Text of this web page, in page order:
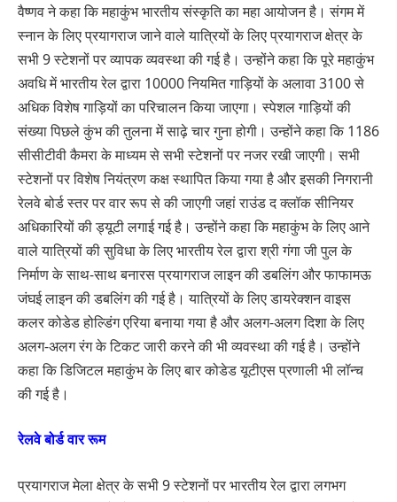
वैष्णव ने कहा कि महाकुंभ भारतीय संस्कृति का महा आयोजन है। संगम में
स्नान के लिए प्रयागराज जाने वाले यात्रियों के लिए प्रयागराज क्षेत्र के
सभी 9 स्टेशनों पर व्यापक व्यवस्था की गई है। उन्होंने कहा कि पूरे महाकुंभ
अवधि में भारतीय रेल द्वारा 10000 नियमित गाड़ियों के अलावा 3100 से
अधिक विशेष गाड़ियों का परिचालन किया जाएगा। स्पेशल गाड़ियों की
संख्या पिछले कुंभ की तुलना में साढ़े चार गुना होगी। उन्होंने कहा कि 1186
सीसीटीवी कैमरा के माध्यम से सभी स्टेशनों पर नजर रखी जाएगी। सभी
स्टेशनों पर विशेष नियंत्रण कक्ष स्थापित किया गया है और इसकी निगरानी
रेलवे बोर्ड स्तर पर वार रूप से की जाएगी जहां राउंड द क्लॉक सीनियर
अधिकारियों की ड्यूटी लगाई गई है। उन्होंने कहा कि महाकुंभ के लिए आने
वाले यात्रियों की सुविधा के लिए भारतीय रेल द्वारा श्री गंगा जी पुल के
निर्माण के साथ-साथ बनारस प्रयागराज लाइन की डबलिंग और फाफामऊ
जंघई लाइन की डबलिंग की गई है। यात्रियों के लिए डायरेक्शन वाइस
कलर कोडेड होल्डिंग एरिया बनाया गया है और अलग-अलग दिशा के लिए
अलग-अलग रंग के टिकट जारी करने की भी व्यवस्था की गई है। उन्होंने
कहा कि डिजिटल महाकुंभ के लिए बार कोडेड यूटीएस प्रणाली भी लॉन्च
की गई है।
रेलवे बोर्ड वार रूम
प्रयागराज मेला क्षेत्र के सभी 9 स्टेशनों पर भारतीय रेल द्वारा लगभग